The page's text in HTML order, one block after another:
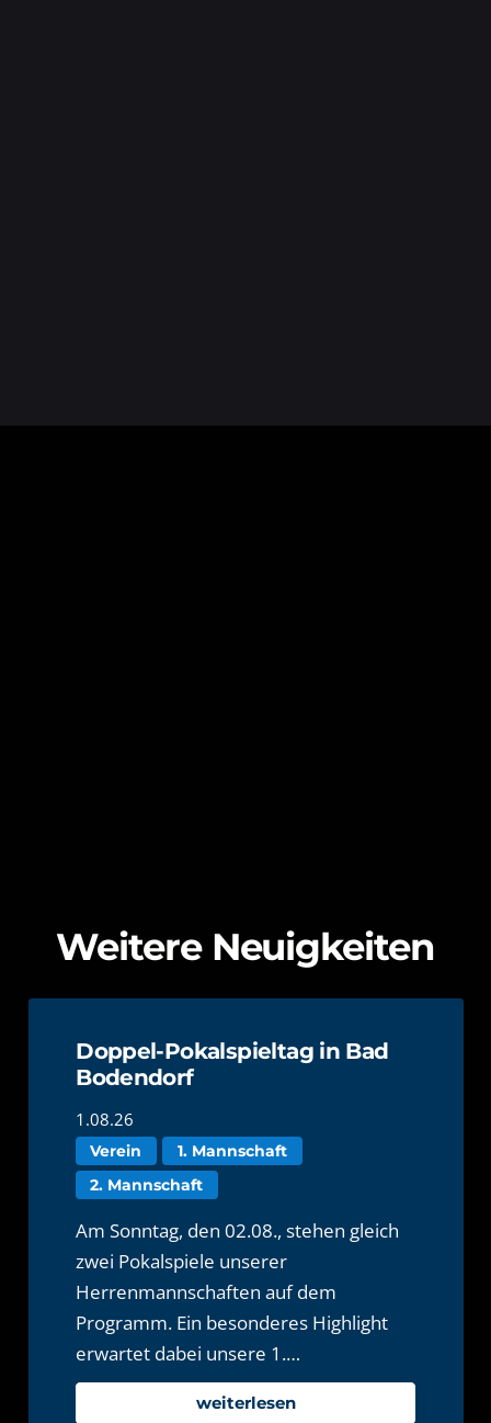
Weitere Neuigkeiten
Doppel-Pokalspieltag in Bad
Bodendorf
1.08.26
Verein
1. Mannschaft
2. Mannschaft
Am Sonntag, den 02.08., stehen gleich
zwei Pokalspiele unserer
Herrenmannschaften auf dem
Programm. Ein besonderes Highlight
erwartet dabei unsere 1.…
weiterlesen